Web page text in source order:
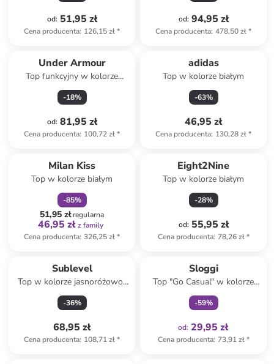
od: 51,95 zł
Cena producenta: 126,15 zł*
od: 94,95 zł
Cena producenta: 478,50 zł*
Under Armour
Top funkcyjny w kolorze
białym
-18%
od: 81,95 zł
Cena producenta: 100,72 zł*
adidas
Top w kolorze białym
-63%
46,95 zł
Cena producenta: 130,28 zł*
Milan Kiss
Top w kolorze białym
-85%
51,95 złregularna
46,95 zł z family
Cena producenta: 326,25 zł*
Eight2Nine
Top w kolorze białym
-28%
od: 55,95 zł
Cena producenta: 78,26 zł*
Sublevel
Top w kolorze jasnoróżowo-
błękitnym
-36%
68,95 zł
Cena producenta: 108,71 zł*
Sloggi
Top "Go Casual" w kolorze
czarnym
-59%
od: 29,95 zł
Cena producenta: 73,91 zł*